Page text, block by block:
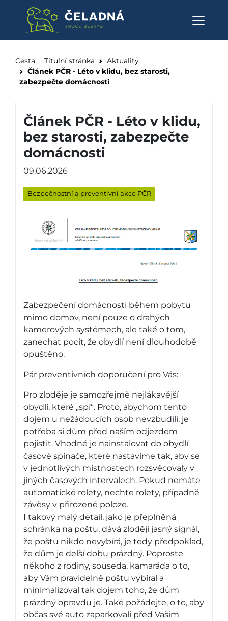
Cesta: Titulní stránka
Aktuality
Článek PČR - Léto v klidu, bez starosti,
zabezpečte domácnosti
Článek PČR - Léto v klidu,
bez starosti, zabezpečte
domácnosti
09.06.2026
Bezpečnostní a preventivní akce PČR
Zabezpečení domácnosti během pobytu
mimo domov, není pouze o drahých
kamerových systémech, ale také o tom,
zanechat pocit, že obydlí není dlouhodobě
opuštěno.
Pár preventivních doporučení pro Vás:
Pro zloděje je samozřejmě nejlákavější
obydlí, které „spí“. Proto, abychom tento
dojem u nežádoucích osob nevzbudili, je
potřeba si dům před naším odjezdem
pojistit. Vhodné je nainstalovat do obydlí
časové spínače, které nastavíme tak, aby se
v jednotlivých místnostech rozsvěcovaly v
jiných časových intervalech. Pokud nemáte
automatické rolety, nechte rolety, případně
závěsy v přirozené poloze.
I takový malý detail, jako je přeplněná
schránka na poštu, dává zloději jasný signál,
že poštu nikdo nevybírá, je tedy předpoklad,
že dům je delší dobu prázdný. Poproste
někoho z rodiny, souseda, kamaráda o to,
aby Vám pravidelně poštu vybíral a
minimalizoval tak dojem toho, že dům
prázdný opravdu je. Také požádejte, o to, aby
občas své auto zaparkovali před Vašim